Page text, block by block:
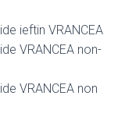
ieftin VRANCEA
VRANCEA non-
VRANCEA non